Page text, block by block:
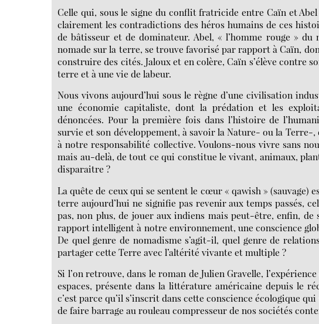
Celle qui, sous le signe du conflit fratricide entre Caïn et
clairement les contradictions des héros humains de ces
de bâtisseur et de dominateur. Abel, « l’homme rouge »
nomade sur la terre, se trouve favorisé par rapport à Caïn,
construire des cités. Jaloux et en colère, Caïn s’élève contre
terre et à une vie de labeur.
Nous vivons aujourd’hui sous le règne d’une civilisation
une économie capitaliste, dont la prédation et les
dénoncées. Pour la première fois dans l’histoire de
survie et son développement, à savoir la Nature- ou la Terre-
à notre responsabilité collective. Voulons-nous vivre sans
mais au-delà, de tout ce qui constitue le vivant, animaux,
disparaitre ?
La quête de ceux qui se sentent le cœur « qawish » (sauvage)
terre aujourd’hui ne signifie pas revenir aux temps passés,
pas, non plus, de jouer aux indiens mais peut-être, enfin,
rapport intelligent à notre environnement, une conscience
De quel genre de nomadisme s’agit-il, quel genre de
partager cette Terre avec l’altérité vivante et multiple ?
Si l’on retrouve, dans le roman de Julien Gravelle,
espaces, présente dans la littérature américaine depuis le
c’est parce qu’il s’inscrit dans cette conscience écologique
de faire barrage au rouleau compresseur de nos sociétés